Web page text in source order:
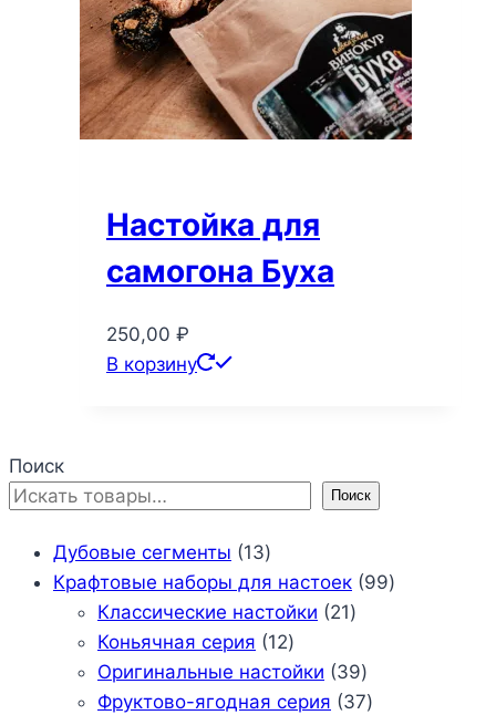
Настойка для
самогона Буха
250,00 ₽
В корзину
Поиск
Поиск
Дубовые сегменты 1313
товаров
Крафтовые наборы для настоек 9999
Классические настойки 2121
Коньячная серия 1212
товаров
Оригинальные настойки 3939
товаров
Фруктово-ягодная серия 3737